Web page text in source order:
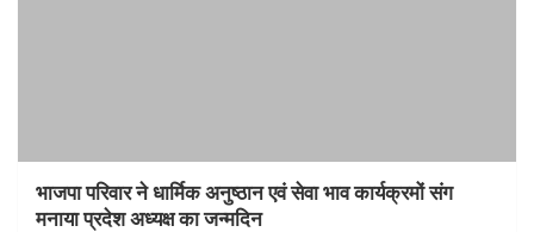
भाजपा परिवार ने धार्मिक अनुष्ठान एवं सेवा भाव कार्यक्रमों संग
मनाया प्रदेश अध्यक्ष का जन्मदिन